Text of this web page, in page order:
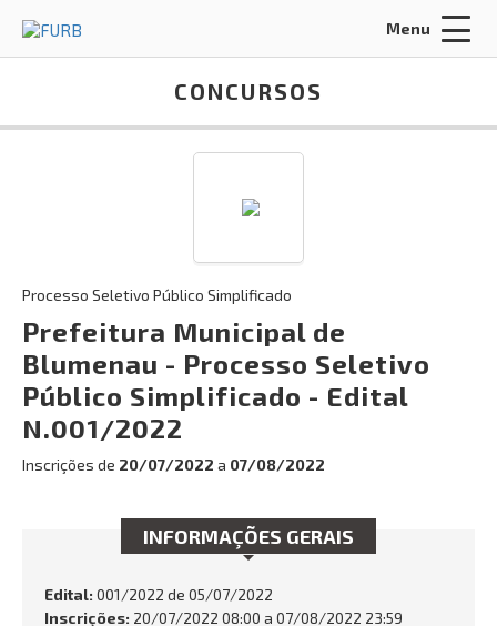
ENTRAR
Esqueci a minha senha
INÍCIO
SOBRE NÓS
POLÍTICA DE PRIVACIDADE
Menu
CONCURSOS
Processo Seletivo Público Simplificado
Prefeitura Municipal de
Blumenau - Processo Seletivo
Público Simplificado - Edital
N.001/2022
Inscrições de 20/07/2022 a 07/08/2022
INFORMAÇÕES GERAIS
Edital: 001/2022 de 05/07/2022
Inscrições: 20/07/2022 08:00 a 07/08/2022 23:59